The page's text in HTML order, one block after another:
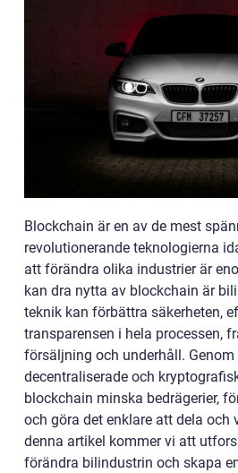
Blockchain är en av de mest
revolutionerande teknologierna
att förändra olika industrier är
kan dra nytta av blockchain är
teknik kan förbättra säkerheten,
transparensen i hela processen,
försäljning och underhåll.
decentraliserade och
blockchain minska bedrägerier,
och göra det enklare att dela och
denna artikel kommer vi att
förändra bilindustrin och skapa